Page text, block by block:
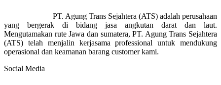
PT. Agung Trans Sejahtera (ATS) adalah perusahaan
yang bergerak di bidang jasa angkutan darat dan laut.
Mengutamakan rute Jawa dan sumatera, PT. Agung Trans Sejahtera
(ATS) telah menjalin kerjasama professional untuk mendukung
operasional dan keamanan barang customer kami.
Social Media